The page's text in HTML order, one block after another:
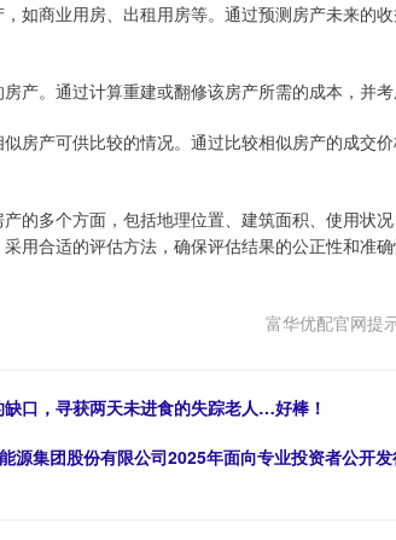
如商业用房、出租用房等。通过预测房产未来的
产。通过计算重建或翻修该房产所需的成本，并考
房产可供比较的情况。通过比较相似房产的成交
的多个方面，包括地理位置、建筑面积、使用状
用合适的评估方法，确保评估结果的公正性和准确
富华优配官网提
口，寻获两天未进食的失踪老人…好棒！
源集团股份有限公司2025年面向专业投资者公开